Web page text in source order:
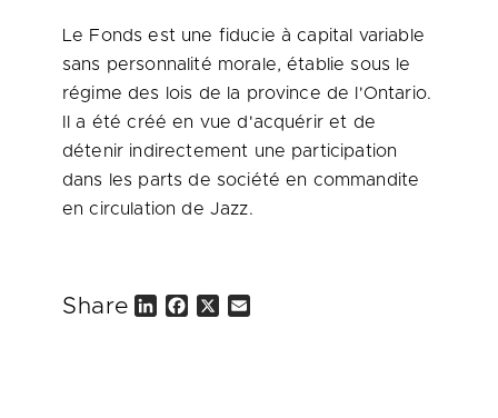
Le Fonds est une fiducie à capital variable
sans personnalité morale, établie sous le
régime des lois de la province de l'Ontario.
Il a été créé en vue d'acquérir et de
détenir indirectement une participation
dans les parts de société en commandite
en circulation de Jazz.
Share